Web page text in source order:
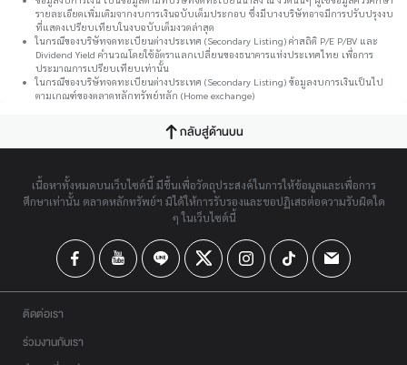
รายละเอียดเพิ่มเติมจากงบการเงินฉบับเต็มประกอบ ซึ่งมีบางบริษัทอาจมีการปรับปรุงงบ
ที่แสดงเปรียบเทียบในงบฉบับเต็มงวดล่าสุด
ในกรณีของบริษัทจดทะเบียนต่างประเทศ (Secondary Listing) ค่าสถิติ P/E P/BV และ
Dividend Yield คำนวณโดยใช้อัตราแลกเปลี่ยนของธนาคารแห่งประเทศไทย เพื่อการ
ประมาณการเปรียบเทียบเท่านั้น
ในกรณีของบริษัทจดทะเบียนต่างประเทศ (Secondary Listing) ข้อมูลงบการเงินเป็นไป
ตามเกณฑ์ของตลาดหลักทรัพย์หลัก (Home exchange)
กลับสู่ด้านบน
เนื้อหาทั้งหมดบนเว็บไซต์นี้ มีขึ้นเพื่อวัตถุประสงค์ในการให้ข้อมูลและเพื่อการ
ศึกษาเท่านั้น ตลาดหลักทรัพย์ฯ มิได้ให้การรับรองและขอปฏิเสธต่อความรับผิดใด
ๆ ในเว็บไซต์นี้
ติดต่อเรา
ร่วมงานกับเรา